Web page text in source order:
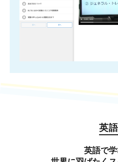
英語
英語で学